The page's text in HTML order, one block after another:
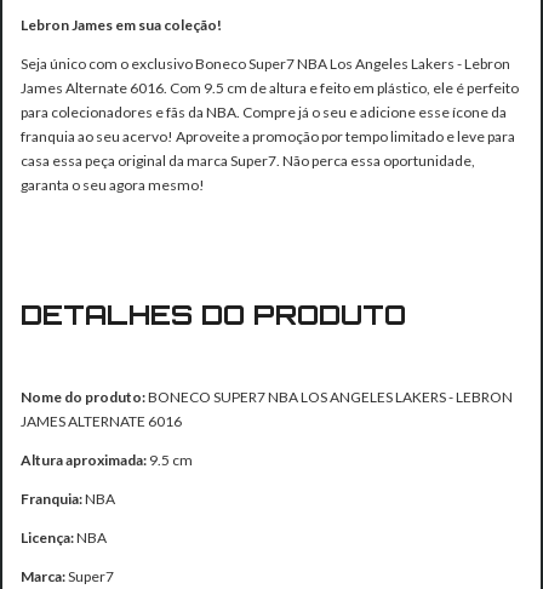
Lebron James em sua coleção!
Seja único com o exclusivo Boneco Super7 NBA Los Angeles Lakers - Lebron
James Alternate 6016. Com 9.5 cm de altura e feito em plástico, ele é perfeito
para colecionadores e fãs da NBA. Compre já o seu e adicione esse ícone da
franquia ao seu acervo! Aproveite a promoção por tempo limitado e leve para
casa essa peça original da marca Super7. Não perca essa oportunidade,
garanta o seu agora mesmo!
DETALHES DO PRODUTO
Nome do produto:BONECO SUPER7 NBA LOS ANGELES LAKERS - LEBRON
JAMES ALTERNATE 6016
Altura aproximada: 9.5 cm
Franquia:NBA
Licença:NBA
Marca:Super7